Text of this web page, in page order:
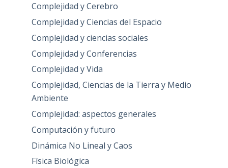
Complejidad y Cerebro
Complejidad y Ciencias del Espacio
Complejidad y ciencias sociales
Complejidad y Conferencias
Complejidad y Vida
Complejidad, Ciencias de la Tierra y Medio
Ambiente
Complejidad: aspectos generales
Computación y futuro
Dinámica No Lineal y Caos
Física Biológica